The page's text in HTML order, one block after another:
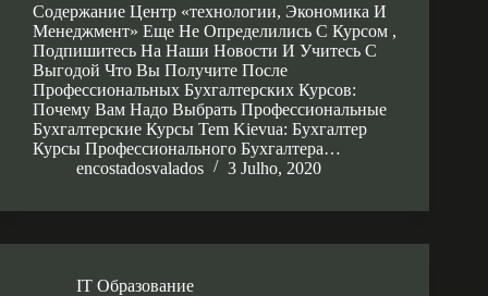
Содержание Центр «технологии, Экономика И
Менеджмент» Еще Не Определились С Курсом ,
Подпишитесь На Наши Новости И Учитесь С
Выгодой Что Вы Получите После
Профессиональных Бухгалтерских Курсов:
Почему Вам Надо Выбрать Профессиональные
Бухгалтерские Курсы Tem Kievua: Бухгалтер
Курсы Профессионального Бухгалтера…
encostadosvalados
3 Julho, 2020
IT Образование